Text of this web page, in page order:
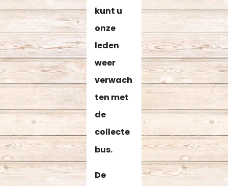
kunt u
onze
leden
weer
verwach
ten met
de
collecte
bus.
De